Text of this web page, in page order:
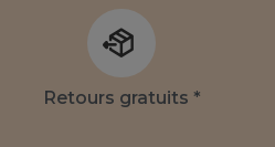
Retours gratuits *